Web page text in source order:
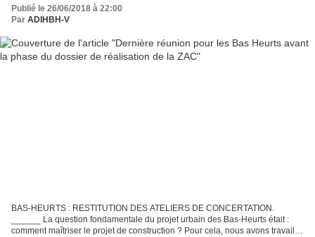
Publié le 26/06/2018 à 22:00
Par ADIHBH-V
BAS-HEURTS : RESTITUTION DES ATELIERS DE CONCERTATION.
______ La question fondamentale du projet urbain des Bas-Heurts était :
comment maîtriser le projet de construction ? Pour cela, nous avons travaillé